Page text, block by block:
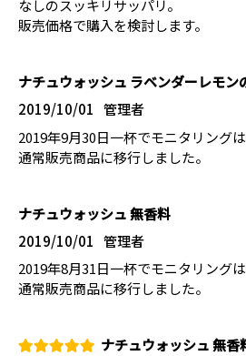
なしのスッキリサッパリ。
販売価格で購入を検討します。
ナチュウォッシュ ラベンダーレモン
管理者
2019/10/01
2019年9月30日一杯でモニタリング
通常販売商品に移行しました。
ナチュウォッシュ 無香料
管理者
2019/10/01
2019年8月31日一杯でモニタリング
通常販売商品に移行しました。
ナチュウォッシュ 無香